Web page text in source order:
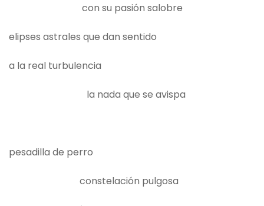
con su pasión salobre
elipses astrales que dan sentido
a la real turbulencia
la nada que se avispa
pesadilla de perro
constelación pulgosa